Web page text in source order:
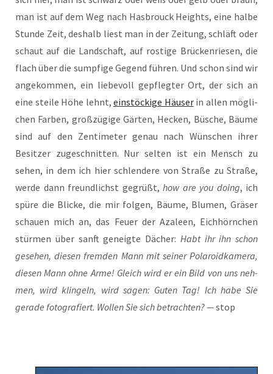
man ist auf dem Weg nach Has­b­rouck Heights, eine hal­be
Stun­de Zeit, des­halb liest man in der Zei­tung, schläft oder
schaut auf die Land­schaft, auf ros­ti­ge Brü­cken­rie­sen, die
flach über die sump­fi­ge Gegend füh­ren. Und schon sind wir
ange­kom­men, ein lie­be­voll gepfleg­ter Ort, der sich an
eine stei­le Höhe lehnt, ein­stö­cki­ge Häu­serin allen mög­li­
chen Far­ben, groß­zü­gi­ge Gär­ten, Hecken, Büsche, Bäu­me
sind auf den Zen­ti­me­ter genau nach Wün­schen ihrer
Besit­zer zuge­schnit­ten. Nur sel­ten ist ein Mensch zu
sehen, in dem ich hier schlen­de­re von Stra­ße zu Stra­ße,
wer­de dann freund­lichst gegrüßt, how are you doing, ich
spü­re die Bli­cke, die mir fol­gen, Bäu­me, Blu­men, Grä­ser
schau­en mich an, das Feu­er der Aza­leen, Eich­hörn­chen
stür­men über sanft geneig­te Dächer: Habt ihr ihn schon
gese­hen, die­sen frem­den Mann mit sei­ner Pola­roid­ka­me­ra,
die­sen Mann ohne Arme! Gleich wird er ein Bild von uns neh­
men, wird klin­geln, wird sagen: Guten Tag! Ich habe Sie
gera­de foto­gra­fiert. Wol­len Sie sich betrach­ten? —stop